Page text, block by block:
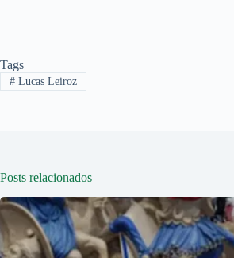
Tags
#Lucas Leiroz
Posts relacionados